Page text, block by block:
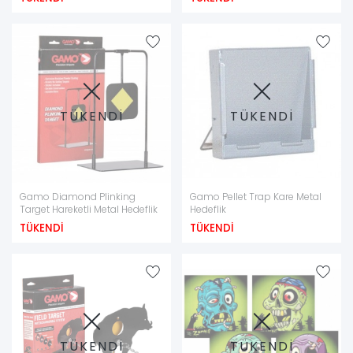
toplanmasına yardımcı olur.
Duvara asılabilen, masa veya zemin üzerinde ayakta
durabilen modeller bulunabilir.
Hedef kutusunun ölçüsü, desteklediği enerji seviyesi ve
saçma ya da BB uyumluluğu ürün bilgileri üzerinden kontrol
Dönen Metal Hedefler
Dönen hedefler isabet aldığında hareket ederek atış
Hedefe her atıştan sonra yürüyerek yeniden kurma ihtiyacını
azaltabilir ve antrenman akışının korunmasına yardımcı olabilir.
Farklı çaplarda hedef plakaları bulunan modeller, kolay
seviyeden daha zor hedef çalışmalarına geçiş yapmayı
TÜKENDİ
Gamo Diamond Plinking
Target Hareketli Metal Hedeflik
TÜKENDİ
TÜKENDİ
Gamo Pellet Trap Kare Metal
Hedeflik
TÜKENDİ
TÜKENDİ TÜKENDİ